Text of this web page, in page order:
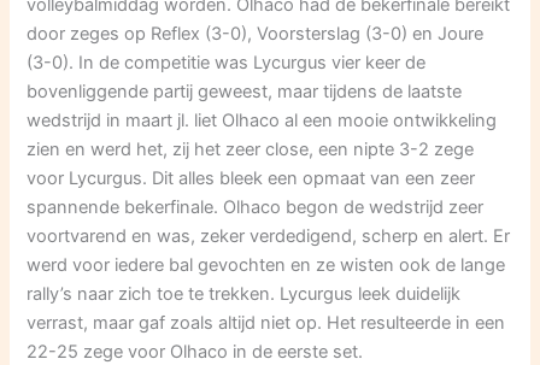
volleybalmiddag worden. Olhaco had de bekerfinale bereikt
door zeges op Reflex (3-0), Voorsterslag (3-0) en Joure
(3-0). In de competitie was Lycurgus vier keer de
bovenliggende partij geweest, maar tijdens de laatste
wedstrijd in maart jl. liet Olhaco al een mooie ontwikkeling
zien en werd het, zij het zeer close, een nipte 3-2 zege
voor Lycurgus. Dit alles bleek een opmaat van een zeer
spannende bekerfinale. Olhaco begon de wedstrijd zeer
voortvarend en was, zeker verdedigend, scherp en alert. Er
werd voor iedere bal gevochten en ze wisten ook de lange
rally’s naar zich toe te trekken. Lycurgus leek duidelijk
verrast, maar gaf zoals altijd niet op. Het resulteerde in een
22-25 zege voor Olhaco in de eerste set.